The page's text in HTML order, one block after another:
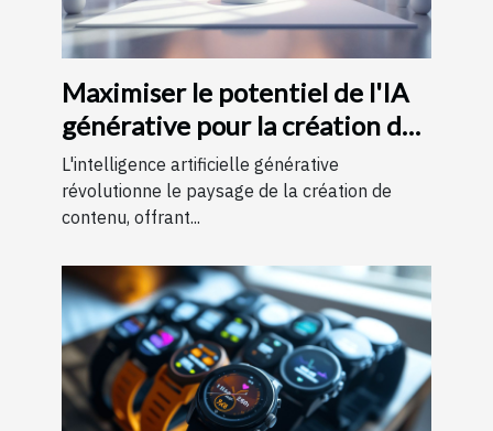
Maximiser le potentiel de l'IA
générative pour la création de
contenu
L'intelligence artificielle générative
révolutionne le paysage de la création de
contenu, offrant...